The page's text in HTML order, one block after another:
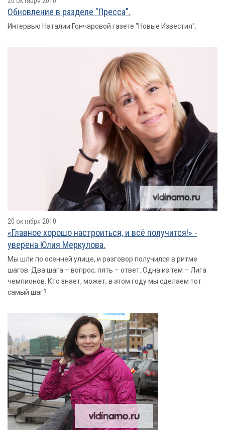
Обновление в разделе "Пресса".
Интервью Наталии Гончаровой газете "Новые Известия".
20 октября 2010
«Главное хорошо настроиться, и всё получится!» -
уверена Юлия Меркулова.
Мы шли по осенней улице, и разговор получился в ритме
шагов. Два шага – вопрос, пять – ответ. Одна из тем – Лига
чемпионов. Кто знает, может, в этом году мы сделаем тот
самый шаг?